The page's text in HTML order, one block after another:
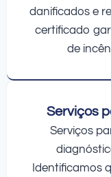
danificados e
certificado
de
Serviços
Serviços
Identificamos